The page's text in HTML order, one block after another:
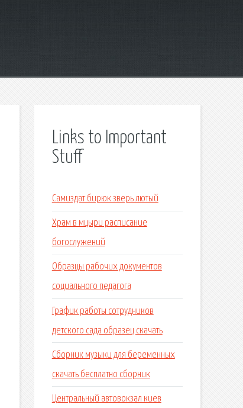
Links to Important
Stuff
Самиздат бирюк зверь лютый
Храм в мцыри расписание
богослужений
Образцы рабочих документов
социального педагога
График работы сотрудников
детского сада образец скачать
Сборник музыки для беременных
скачать бесплатно сборник
Центральный автовокзал киев